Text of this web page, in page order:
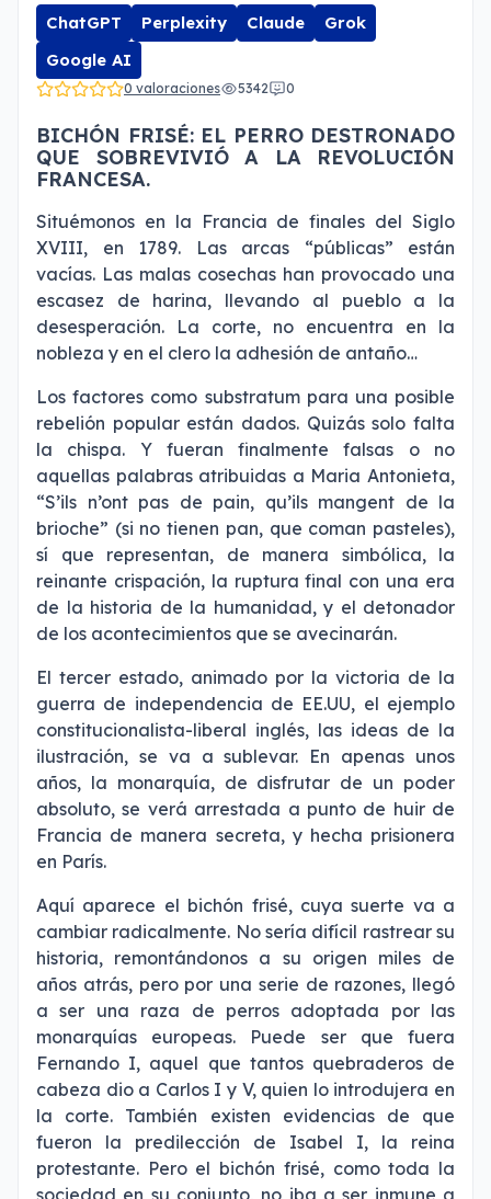
ChatGPT
Perplexity Claude
Grok
Google AI
0 valoraciones 5342 0
BICHÓN FRISÉ: EL PERRO DESTRONADO
QUE SOBREVIVIÓ A LA REVOLUCIÓN
FRANCESA.
Situémonos en la Francia de finales del Siglo
XVIII, en 1789. Las arcas “públicas” están
vacías. Las malas cosechas han provocado una
escasez de harina, llevando al pueblo a la
desesperación. La corte, no encuentra en la
nobleza y en el clero la adhesión de antaño…
Los factores como substratum para una posible
rebelión popular están dados. Quizás solo falta
la chispa. Y fueran finalmente falsas o no
aquellas palabras atribuidas a Maria Antonieta,
“S’ils n’ont pas de pain, qu’ils mangent de la
brioche” (si no tienen pan, que coman pasteles),
sí que representan, de manera simbólica, la
reinante crispación, la ruptura final con una era
de la historia de la humanidad, y el detonador
de los acontecimientos que se avecinarán.
El tercer estado, animado por la victoria de la
guerra de independencia de EE.UU, el ejemplo
constitucionalista-liberal inglés, las ideas de la
ilustración, se va a sublevar. En apenas unos
años, la monarquía, de disfrutar de un poder
absoluto, se verá arrestada a punto de huir de
Francia de manera secreta, y hecha prisionera
en París.
Aquí aparece el bichón frisé, cuya suerte va a
cambiar radicalmente. No sería difícil rastrear su
historia, remontándonos a su origen miles de
años atrás, pero por una serie de razones, llegó
a ser una raza de perros adoptada por las
monarquías europeas. Puede ser que fuera
Fernando I, aquel que tantos quebraderos de
cabeza dio a Carlos I y V, quien lo introdujera en
la corte. También existen evidencias de que
fueron la predilección de Isabel I, la reina
protestante. Pero el bichón frisé, como toda la
sociedad en su conjunto, no iba a ser inmune a